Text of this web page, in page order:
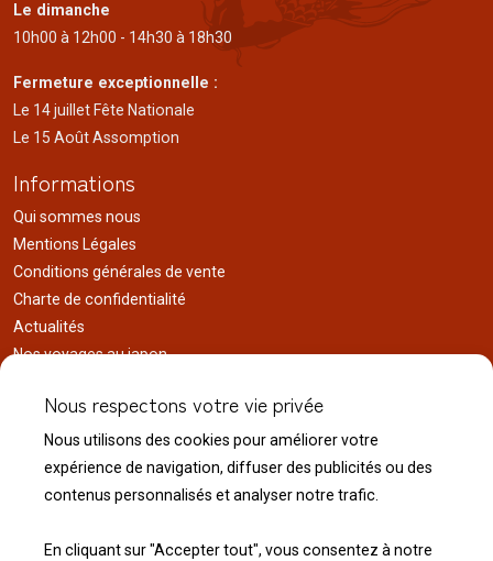
Le dimanche
10h00 à 12h00 - 14h30 à 18h30
Fermeture exceptionnelle :
Le 14 juillet Fête Nationale
Le 15 Août Assomption
Informations
Qui sommes nous
Mentions Légales
Conditions générales de vente
Charte de confidentialité
Actualités
Nos voyages au japon
Liens utiles
Service client
Nous contacter
Modalité de retour
Nous respectons votre vie privée
Nous utilisons des cookies pour améliorer votre
expérience de navigation, diffuser des publicités ou des
contenus personnalisés et analyser notre trafic.
En cliquant sur "Accepter tout", vous consentez à notre